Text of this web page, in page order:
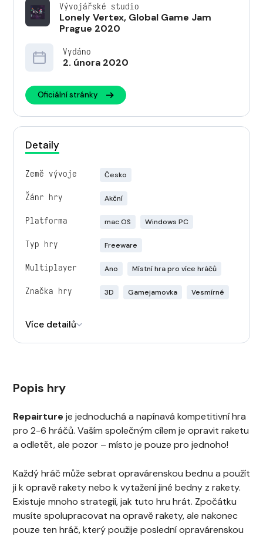
Vývojářské studio
Lonely Vertex, Global Game Jam
Prague 2020
Vydáno
2. února 2020
Oficiální stránky
Detaily
Země vývoje Česko
Žánr hry Akční
Platforma mac OS Windows PC
Typ hry Freeware
Multiplayer Ano Místní hra pro více hráčů
Značka hry 3D Gamejamovka Vesmírné
Více detailů
Popis hry
Repairture je jednoduchá a napínavá kompetitivní hra
pro 2-6 hráčů. Vaším společným cílem je opravit raketu
a odletět, ale pozor – místo je pouze pro jednoho!
Každý hráč může sebrat opravárenskou bednu a použít
ji k opravě rakety nebo k vytažení jiné bedny z rakety.
Existuje mnoho strategií, jak tuto hru hrát. Zpočátku
musíte spolupracovat na opravě rakety, ale nakonec
pouze ten hráč, který použije poslední opravárenskou